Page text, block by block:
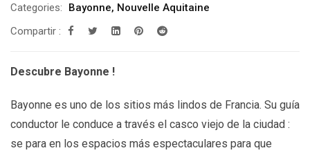
Categories: Bayonne, Nouvelle Aquitaine
Compartir :
Descubre Bayonne !
Bayonne es uno de los sitios más lindos de Francia. Su guía
conductor le conduce a través el casco viejo de la ciudad :
se para en los espacios más espectaculares para que